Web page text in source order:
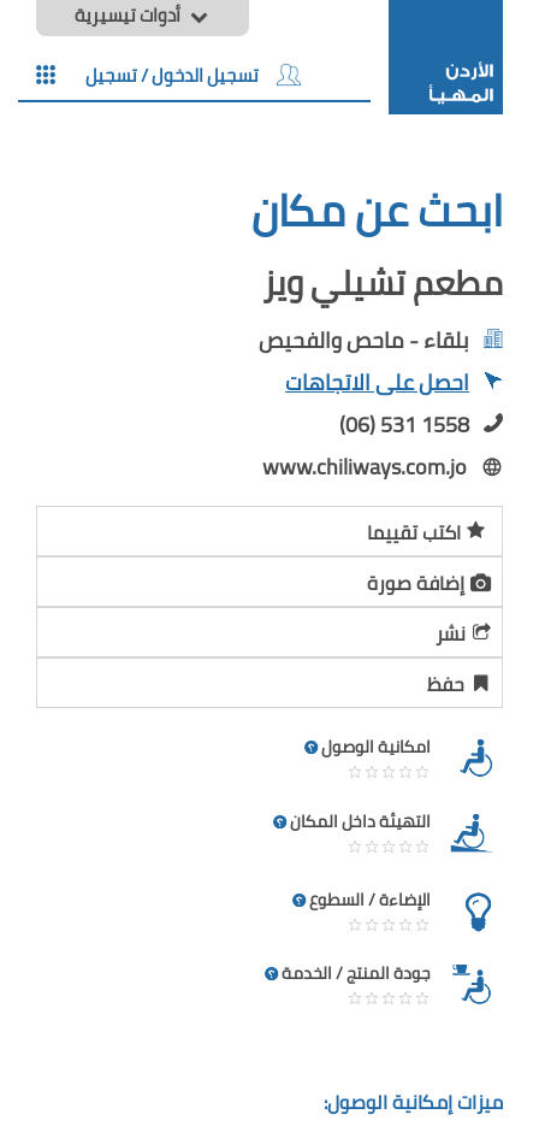
أدوات تيسيرية
تسجيل الدخول / تسجيل
ابحث عن مكان
مطعم تشيلي ويز
بلقاء - ماحص والفحيص
احصل على الاتجاهات
(06) 531 1558
www.chiliways.com.jo
اكتب تقييما
إضافة صورة
نشر
حفظ
امكانية الوصول
التهيئة داخل المكان
الإضاءة / السطوع
جودة المنتج / الخدمة
ميزات إمكانية الوصول: